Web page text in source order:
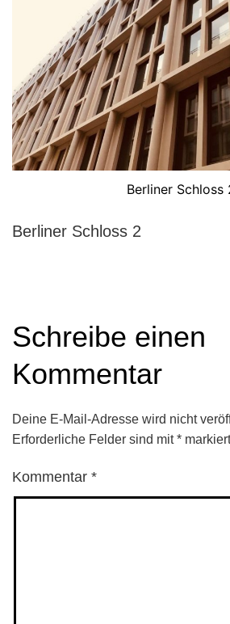
Berliner Schloss
Berliner Schloss 2
Schreibe einen
Kommentar
Deine E-Mail-Adresse wird nicht
Erforderliche Felder sind mit* markiert
Kommentar *